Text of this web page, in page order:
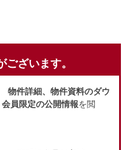
ございます。
物件詳細、物件資料のダウ
会員限定の公開情報を閲